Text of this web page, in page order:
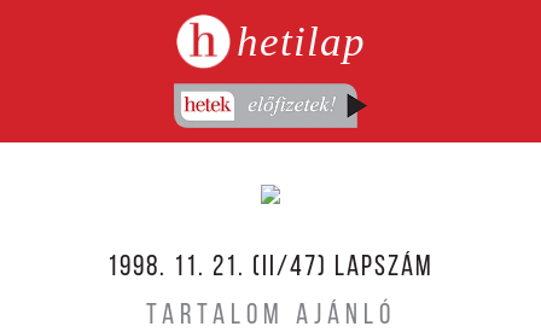
hetilap
1998. 11. 21. (II/47) LAPSZÁM
TARTALOM AJÁNLÓ